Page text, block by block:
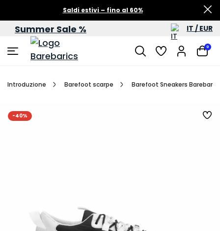
Saldi estivi – fino al 60%
Summer Sale % IT / EUR
0
Introduzione Barefoot scarpe Barefoot Sneakers
-40%